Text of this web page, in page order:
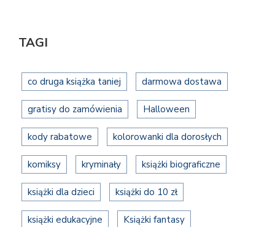
TAGI
co druga książka taniej darmowa dostawa
gratisy do zamówienia Halloween
kody rabatowe kolorowanki dla dorosłych
komiksy kryminały książki biograficzne
książki dla dzieci książki do 10 zł
książki edukacyjne Książki fantasy